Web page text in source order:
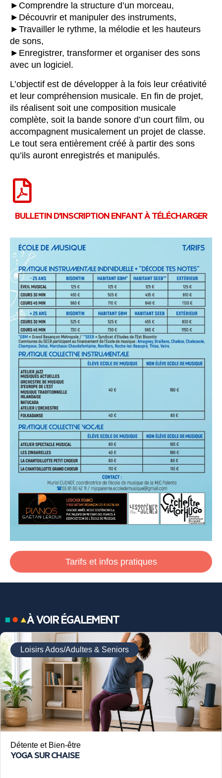
►Comprendre la structure d’un morceau,
►Découvrir et manipuler des instruments,
►Travailler le rythme, la mélodie et les hauteurs
de sons,
►Enregistrer, transformer et organiser des sons
avec un logiciel.
L’objectif est de développer à la fois leur créativité
et leur compréhension musicale. En fin de projet,
ils réalisent soit une composition musicale
complète, soit la bande sonore d’un court film, ou
accompagnent musicalement un projet de classe.
Le tout sera entièrement créé à partir des sons
qu’ils auront enregistrés et manipulés.
BULLETIN D'INSCRIPTION ENFANT À TÉLÉCHARGER
Tarifs et infos pratiques
À VOIR ÉGALEMENT
Loisirs Ados/Adultes & Seniors
Détente et Bien-être
YOGA SUR CHAISE